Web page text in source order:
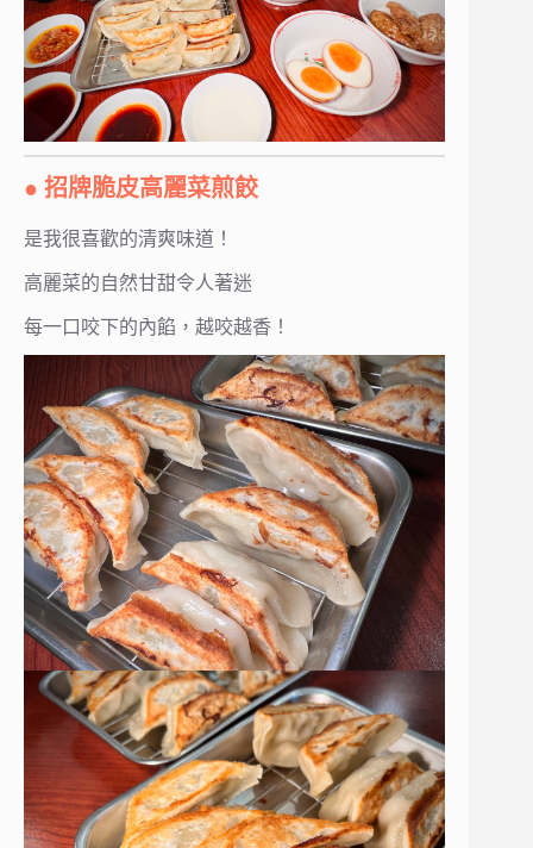
● 招牌脆皮高麗菜煎餃
是我很喜歡的清爽味道！
高麗菜的自然甘甜令人著迷
每一口咬下的內餡，越咬越香！